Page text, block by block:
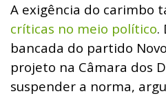
A exigência do carimbo
críticas no meio político.
bancada do partido
projeto na Câmara dos
suspender a norma,